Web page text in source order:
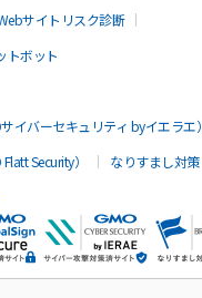
サイトリスク診断
トボット
イバーセキュリティ byイエラエ）
Security）
なりすまし対策